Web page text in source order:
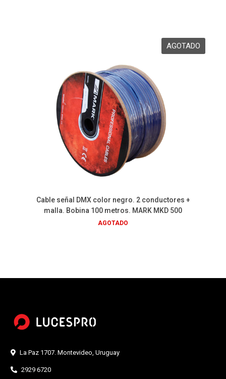
Cable señal DMX color negro. 2 conductores +
malla. Bobina 100 metros. MARK MKD 500
AGOTADO
La Paz 1707. Montevideo, Uruguay
2929 6720